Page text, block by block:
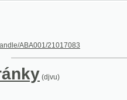
21017083